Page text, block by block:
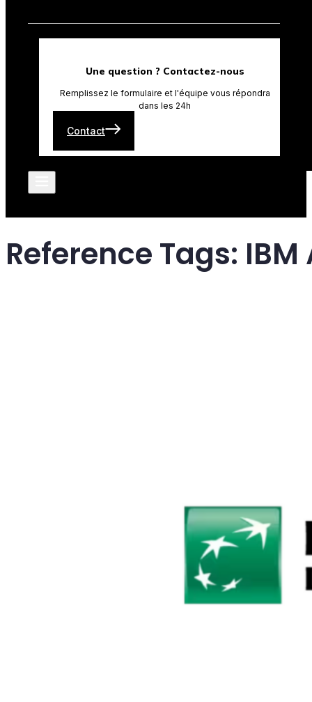
Une question ? Contactez-nous
Remplissez le formulaire et l'équipe vous répondra
dans les 24h
Contact
Reference Tags: IBM